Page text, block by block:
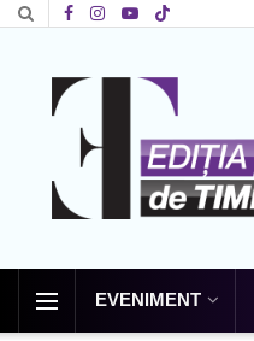
EVENIMENT